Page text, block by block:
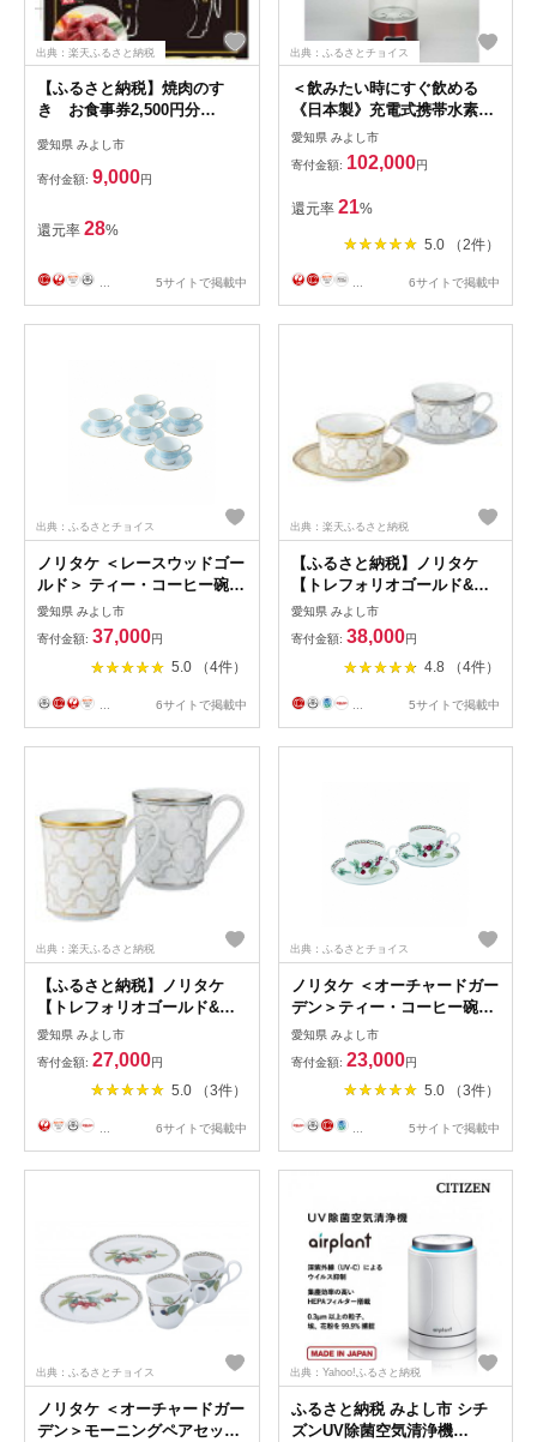
出典：楽天ふるさと納税
【ふるさと納税】焼肉のすゞ
き お食事券2,500円分
愛知県 みよし市
寄付金額: 9,000円
還元率 28%
5サイトで掲載中
出典：ふるさとチョイス
＜飲みたい時にすぐ飲める
《日本製》充電式携帯水素水
生成器＞エイチツープラス B-
1501Rレッド【1262215】
愛知県 みよし市
寄付金額: 102,000円
還元率 21%
5.0 （2件）
6サイトで掲載中
出典：ふるさとチョイス
ノリタケ ＜レースウッドゴー
ルド＞ ティー・コーヒー碗皿
セット(5客)【1109228】
愛知県 みよし市
寄付金額: 37,000円
5.0 （4件）
6サイトで掲載中
出典：楽天ふるさと納税
【ふるさと納税】ノリタケ
【トレフォリオゴールド&プ
ラチナ】カップ&ソーサーペ
ア (色変わり)【1464102】
愛知県 みよし市
寄付金額: 38,000円
4.8 （4件）
5サイトで掲載中
出典：楽天ふるさと納税
【ふるさと納税】ノリタケ
【トレフォリオゴールド&プ
ラチナ】マグカップペア (色
変わり)【1464107】
愛知県 みよし市
寄付金額: 27,000円
5.0 （3件）
6サイトで掲載中
出典：ふるさとチョイス
ノリタケ ＜オーチャードガー
デン＞ティー・コーヒー碗皿
ペアセット【1109219】
愛知県 みよし市
寄付金額: 23,000円
5.0 （3件）
5サイトで掲載中
出典：ふるさとチョイス
ノリタケ ＜オーチャードガー
デン＞モーニングペアセット
出典：Yahoo!ふるさと納税
ふるさと納税 みよし市 シチ
ズンUV除菌空気清浄機